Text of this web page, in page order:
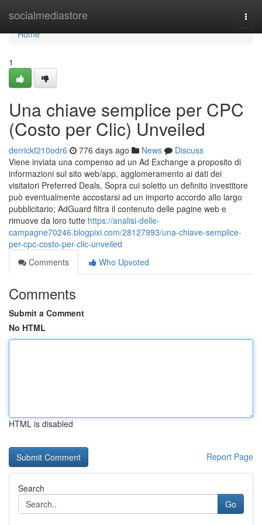
socialmediastore
Home
Home
1
Una chiave semplice per CPC
(Costo per Clic) Unveiled
derrickf210odr6 776 days ago News
Discuss
Viene inviata una compenso ad un Ad Exchange a proposito di
informazioni sul sito web/app, agglomeramento ai dati dei
visitatori Preferred Deals, Sopra cui soletto un definito investitore
può eventualmente accostarsi ad un importo accordo allo largo
pubblicitario; AdGuard filtra il contenuto delle pagine web e
rimuove da loro tutte https://analisi-delle-
campagne70246.blogpixi.com/28127993/una-chiave-semplice-
per-cpc-costo-per-clic-unveiled
Comments
Who Upvoted
Comments
Submit a Comment
No HTML
HTML is disabled
Report Page
Search
Go